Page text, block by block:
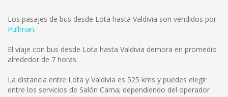
Los pasajes de bus desde Lota hasta Valdivia son vendidos por
Pullman.
El viaje con bus desde Lota hasta Valdivia demora en promedio
alrededor de 7 horas.
La distancia entre Lota y Valdivia es 525 kms y puedes elegir
entre los servicios de Salón Cama; dependiendo del operador